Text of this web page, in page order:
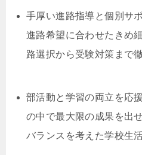
手厚い進路指導と個別サ
進路希望に合わせたきめ
路選択から受験対策まで
部活動と学習の両立を応
の中で最大限の成果を出
バランスを考えた学校生